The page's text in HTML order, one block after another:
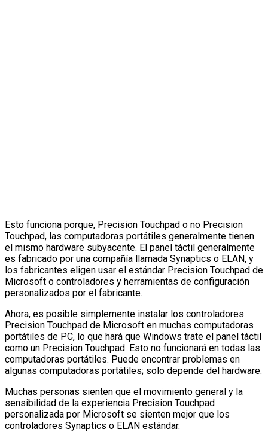
Esto funciona porque, Precision Touchpad o no Precision
Touchpad, las computadoras portátiles generalmente tienen
el mismo hardware subyacente. El panel táctil generalmente
es fabricado por una compañía llamada Synaptics o ELAN, y
los fabricantes eligen usar el estándar Precision Touchpad de
Microsoft o controladores y herramientas de configuración
personalizados por el fabricante.
Ahora, es posible simplemente instalar los controladores
Precision Touchpad de Microsoft en muchas computadoras
portátiles de PC, lo que hará que Windows trate el panel táctil
como un Precision Touchpad. Esto no funcionará en todas las
computadoras portátiles. Puede encontrar problemas en
algunas computadoras portátiles; solo depende del hardware.
Muchas personas sienten que el movimiento general y la
sensibilidad de la experiencia Precision Touchpad
personalizada por Microsoft se sienten mejor que los
controladores Synaptics o ELAN estándar.